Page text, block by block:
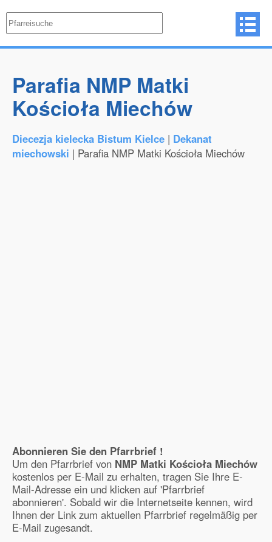
Parafia NMP Matki
Kościoła Miechów
Diecezja kielecka Bistum Kielce | Dekanat
miechowski | Parafia NMP Matki Kościoła Miechów
Abonnieren Sie den Pfarrbrief !
Um den Pfarrbrief von NMP Matki Kościoła Miechów
kostenlos per E-Mail zu erhalten, tragen Sie Ihre E-
Mail-Adresse ein und klicken auf 'Pfarrbrief
abonnieren'. Sobald wir die Internetseite kennen, wird
Ihnen der Link zum aktuellen Pfarrbrief regelmäßig per
E-Mail zugesandt.